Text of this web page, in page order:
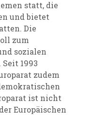
statt, die
und bietet
Die
zum
sozialen
1993
zudem
ist nicht
Europäischen